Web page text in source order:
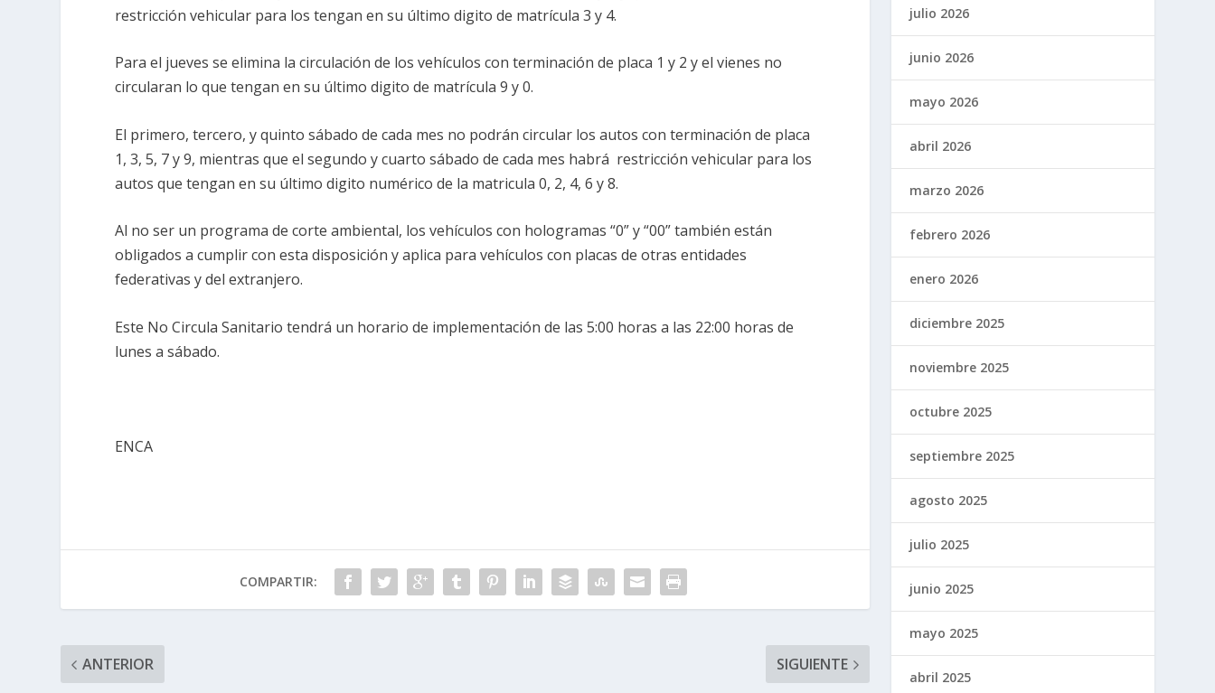
restricción vehicular para los tengan en su último digito de matrícula 3 y 4.
Para el jueves se elimina la circulación de los vehículos con terminación de placa 1 y 2 y el vienes no
circularan lo que tengan en su último digito de matrícula 9 y 0.
El primero, tercero, y quinto sábado de cada mes no podrán circular los autos con terminación de placa
1, 3, 5, 7 y 9, mientras que el segundo y cuarto sábado de cada mes habrá restricción vehicular para los
autos que tengan en su último digito numérico de la matricula 0, 2, 4, 6 y 8.
Al no ser un programa de corte ambiental, los vehículos con hologramas “0” y “00” también están
obligados a cumplir con esta disposición y aplica para vehículos con placas de otras entidades
federativas y del extranjero.
Este No Circula Sanitario tendrá un horario de implementación de las 5:00 horas a las 22:00 horas de
lunes a sábado.
ENCA
COMPARTIR:
ANTERIOR SIGUIENTE
julio 2026
junio 2026
mayo 2026
abril 2026
marzo 2026
febrero 2026
enero 2026
diciembre 2025
noviembre 2025
octubre 2025
septiembre 2025
agosto 2025
julio 2025
junio 2025
mayo 2025
abril 2025